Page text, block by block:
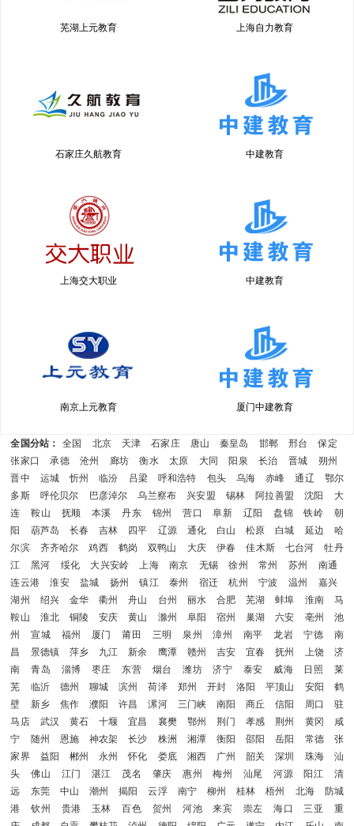
芜湖上元教育 上海自力教育
石家庄久航教育 中建教育
上海交大职业 中建教育
南京上元教育 厦门中建教育
全国分站： 全国 北京 天津 石家庄 唐山 秦皇岛 邯郸 邢台
保定
张家口
承德 沧州 廊坊 衡水 太原 大同 阳泉 长治 晋城
朔州
晋中
运城 忻州 临汾 吕梁 呼和浩特 包头 乌海 赤峰 通辽
鄂尔
多斯
呼伦贝尔 巴彦淖尔 乌兰察布 兴安盟 锡林 阿拉善盟 沈阳
大
连
鞍山 抚顺 本溪 丹东 锦州 营口 阜新 辽阳 盘锦 铁岭
朝
阳
葫芦岛 长春 吉林 四平 辽源 通化 白山 松原 白城 延边
哈
尔滨
齐齐哈尔 鸡西 鹤岗 双鸭山 大庆 伊春 佳木斯 七台河
牡丹
江
黑河 绥化 大兴安岭 上海 南京 无锡 徐州 常州 苏州
南通
连云港
淮安 盐城 扬州 镇江 泰州 宿迁 杭州 宁波 温州
嘉兴
湖州
绍兴 金华 衢州 舟山 台州 丽水 合肥 芜湖 蚌埠 淮南
马
鞍山
淮北 铜陵 安庆 黄山 滁州 阜阳 宿州 巢湖 六安 亳州
池
州
宣城 福州 厦门 莆田 三明 泉州 漳州 南平 龙岩 宁德
南
昌
景德镇 萍乡 九江 新余 鹰潭 赣州 吉安 宜春 抚州 上饶
济
南
青岛 淄博 枣庄 东营 烟台 潍坊 济宁 泰安 威海 日照
莱
芜
临沂 德州 聊城 滨州 荷泽 郑州 开封 洛阳 平顶山 安阳
鹤
壁
新乡 焦作 濮阳 许昌 漯河 三门峡 南阳 商丘 信阳 周口
驻
马店
武汉 黄石 十堰 宜昌 襄樊 鄂州 荆门 孝感 荆州 黄冈
咸
宁
随州 恩施 神农架 长沙 株洲 湘潭 衡阳 邵阳 岳阳 常德
张
家界
益阳 郴州 永州 怀化 娄底 湘西 广州 韶关 深圳 珠海
汕
头
佛山 江门 湛江 茂名 肇庆 惠州 梅州 汕尾 河源 阳江
清
远
东莞 中山 潮州 揭阳 云浮 南宁 柳州 桂林 梧州 北海
防城
港
钦州 贵港 玉林 百色 贺州 河池 来宾 崇左 海口 三亚
重